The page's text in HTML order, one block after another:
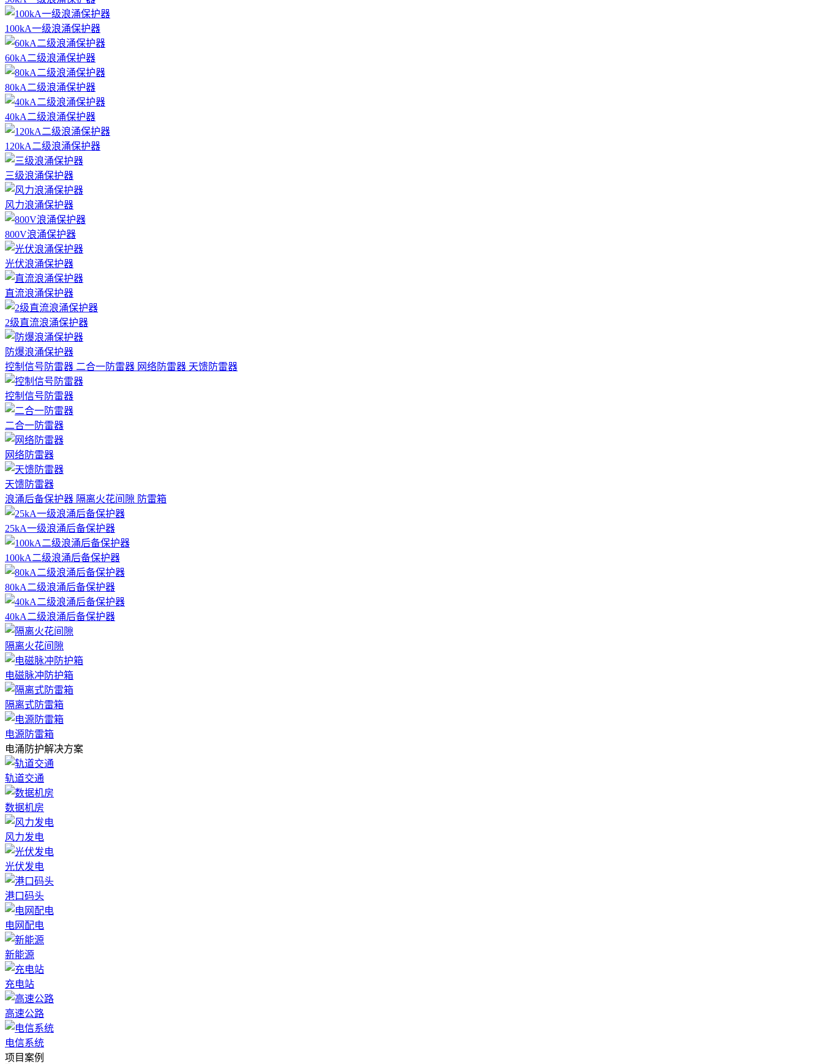
100kA一级浪涌保护器
60kA二级浪涌保护器
80kA二级浪涌保护器
40kA二级浪涌保护器
120kA二级浪涌保护器
三级浪涌保护器
风力浪涌保护器
800V浪涌保护器
光伏浪涌保护器
直流浪涌保护器
2级直流浪涌保护器
防爆浪涌保护器
控制信号防雷器 二合一防雷器 网络防雷器 天馈防雷器
控制信号防雷器
二合一防雷器
网络防雷器
天馈防雷器
浪涌后备保护器 隔离火花间隙 防雷箱
25kA一级浪涌后备保护器
100kA二级浪涌后备保护器
80kA二级浪涌后备保护器
40kA二级浪涌后备保护器
隔离火花间隙
电磁脉冲防护箱
隔离式防雷箱
电源防雷箱
电涌防护解决方案
轨道交通
数据机房
风力发电
光伏发电
港口码头
电网配电
新能源
充电站
高速公路
电信系统
项目案例